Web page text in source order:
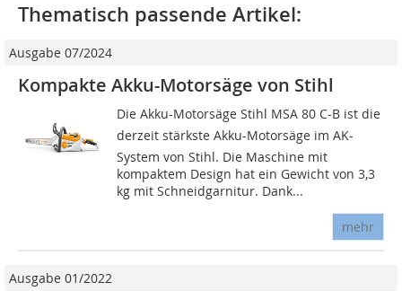
Thematisch passende Artikel:
Ausgabe 07/2024
Kompakte Akku-Motorsäge von Stihl
Die Akku-Motorsäge Stihl MSA 80 C-B ist die
derzeit stärkste Akku-Motorsäge im AK-
System von Stihl. Die Maschine mit
kompaktem Design hat ein Gewicht von 3,3
kg mit Schneidgarnitur. Dank...
mehr
Ausgabe 01/2022